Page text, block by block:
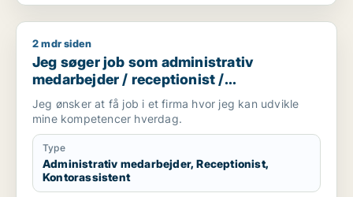
Jeg søger job som administrativ medarbejder / receptionist
2 mdr siden
Jeg søger job som administrativ
medarbejder / receptionist /
kontorassistent
Jeg ønsker at få job i et firma hvor jeg kan udvikle
mine kompetencer hverdag.
Type
Administrativ medarbejder, Receptionist,
Kontorassistent